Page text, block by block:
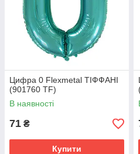
Цифра 0 Flexmetal ТІФФАНІ
(901760 TF)
В наявності
71 ₴
Купити